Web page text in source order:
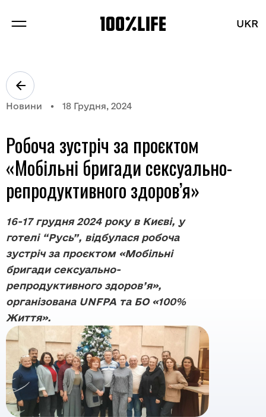
UKR
UKR
ПРОЕКТИ
БЛОГ
Розділи
Вакансії
Команда
Осередки
Партнери
Напрямки
Правова допомога
Цифрові продукти
Тендери
DataCheck
Бренди
Матеріали
Звіти
Дашборди
Відео-архів
Документи
Новини 18 Грудня, 2024
Робоча зустріч за проєктом
«Мобільні бригади сексуально-
репродуктивного здоров’я»
16-17 грудня 2024 року в Києві, у
готелі “Русь”, відбулася робоча
зустріч за проєктом «Мобільні
бригади сексуально-
репродуктивного здоров’я»,
організована UNFPA та БО «100%
Життя».